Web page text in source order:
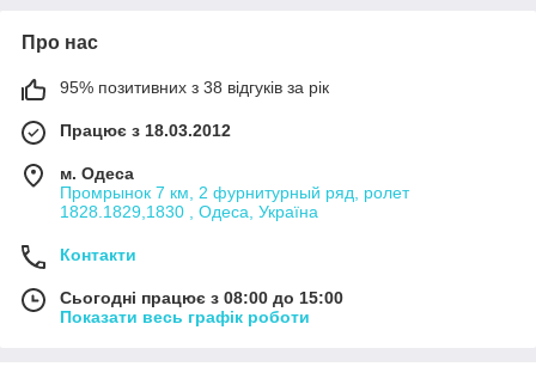
Про нас
95% позитивних з 38 відгуків за рік
Працює з 18.03.2012
м. Одеса
Промрынок 7 км, 2 фурнитурный ряд, ролет
1828.1829,1830 , Одеса, Україна
Контакти
Сьогодні працює з 08:00 до 15:00
Показати весь графік роботи